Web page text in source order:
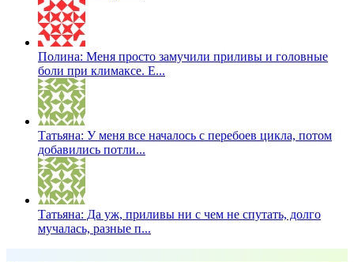
Полина: Меня просто замучили приливы и головные
боли при климаксе. Е...
Татьяна: У меня все началось с перебоев цикла, потом
добавились потли...
Татьяна: Да уж, приливы ни с чем не спутать, долго
мучалась, разные п...